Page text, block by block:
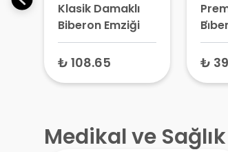
Klasik Damaklı
Biberon Emziği
₺ 108.65
ml
₺
Medikal ve